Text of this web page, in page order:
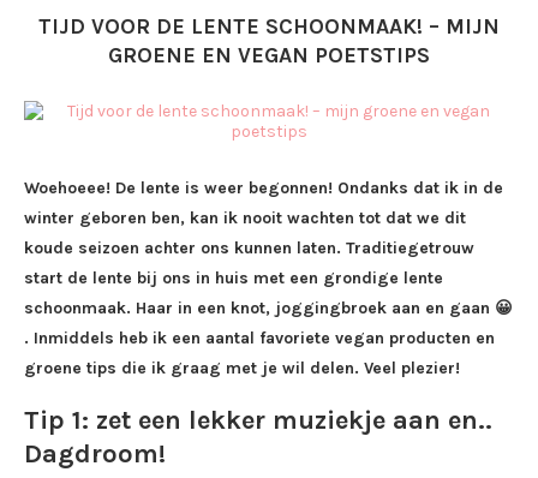
TIJD VOOR DE LENTE SCHOONMAAK! – MIJN
GROENE EN VEGAN POETSTIPS
Woehoeee! De lente is weer begonnen! Ondanks dat ik in de
winter geboren ben, kan ik nooit wachten tot dat we dit
koude seizoen achter ons kunnen laten. Traditiegetrouw
start de lente bij ons in huis met een grondige lente
schoonmaak. Haar in een knot, joggingbroek aan en gaan 😀
. Inmiddels heb ik een aantal favoriete vegan producten en
groene tips die ik graag met je wil delen. Veel plezier!
Tip 1: zet een lekker muziekje aan en..
Dagdroom!